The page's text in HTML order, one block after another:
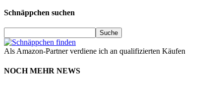
Schnäppchen suchen
Als Amazon-Partner verdiene ich an qualifizierten Käufen
NOCH MEHR NEWS